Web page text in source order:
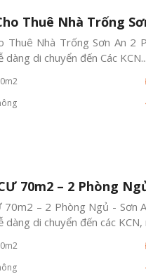
Thuê Nhà Trống
Thuê Nhà Trống Sơn An 2
dàng di chuyển đến Các KCN...
70m2 – 2 Phòng
70m2 – 2 Phòng Ngủ - Sơn
dàng di chuyển đến các